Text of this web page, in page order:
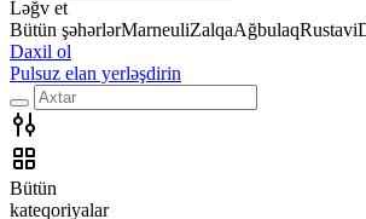
Ləğv et
Bütün şəhərlərMarneuliZalqaAğbulaqRustavi
Daxil ol
Pulsuz elan yerləşdirin
Bütün
kateqoriyalar